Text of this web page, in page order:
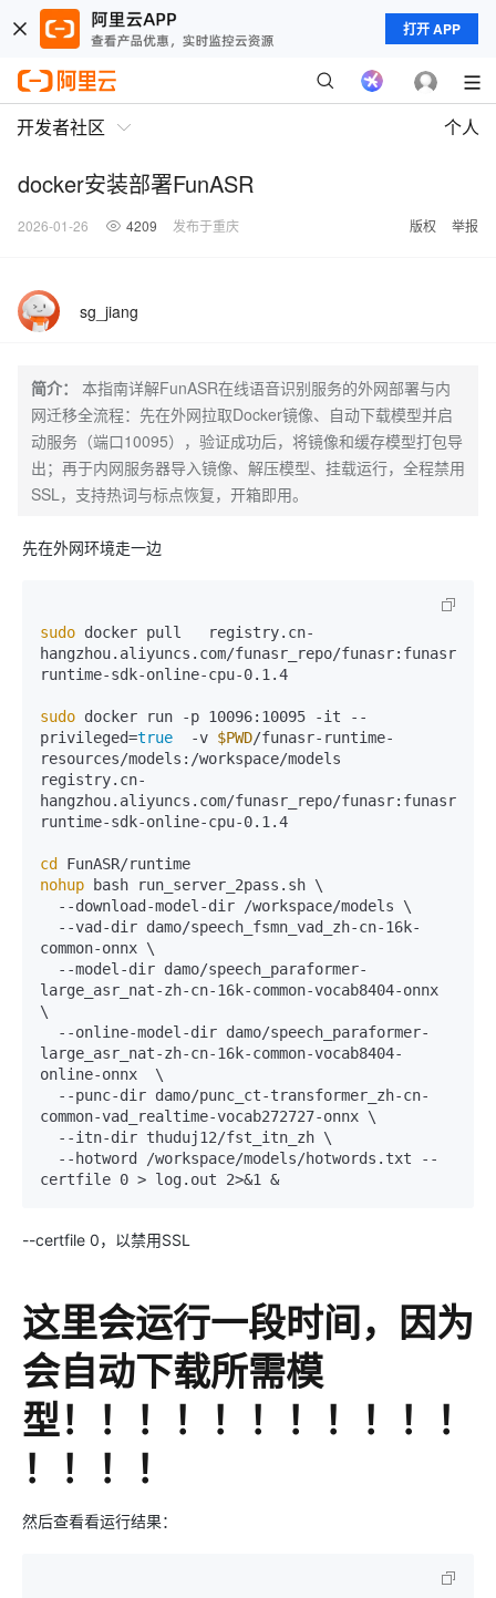
打开 APP
开发者社区 个人
docker安装部署FunASR
2026-01-26 4209 发布于重庆 版权 举报
sg_jiang
简介：
本指南详解FunASR在线语音识别服务的外网部署与内
网迁移全流程：先在外网拉取Docker镜像、自动下载模型并启
动服务（端口10095），验证成功后，将镜像和缓存模型打包导
出；再于内网服务器导入镜像、解压模型、挂载运行，全程禁用
SSL，支持热词与标点恢复，开箱即用。
先在外网环境走一边
sudo docker pull   registry.cn-
hangzhou.aliyuncs.com/funasr_repo/funasr:funasr-
runtime-sdk-online-cpu-0.1.4
sudo docker run -p 10096:10095 -it --
privileged=true
  -v
$PWD/funasr-runtime-
resources/models:/workspace/models
registry.cn-
hangzhou.aliyuncs.com/funasr_repo/funasr:funasr-
runtime-sdk-online-cpu-0.1.4
cd
nohup bash run_server_2pass.sh \
common-onnx \
large_asr_nat-zh-cn-16k-common-vocab8404-onnx
\
large_asr_nat-zh-cn-16k-common-vocab8404-
online-onnx  \
common-vad_realtime-vocab272727-onnx \
--certfile 0，以禁用SSL
这里会运行一段时间，因为
会自动下载所需模
型！！！！！！！！！！！
！！！！
然后查看看运行结果：